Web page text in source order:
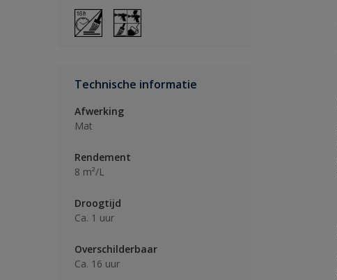
Technische informatie
Afwerking
Mat
Rendement
8 m²/L
Droogtijd
Ca. 1 uur
Overschilderbaar
Ca. 16 uur